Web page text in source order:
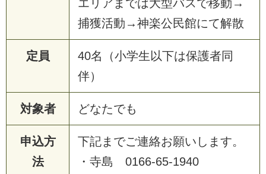
エ リ ア ま では大型バスで移動 →
捕獲活動 →神楽公民館にて解散
定員 40名 （小学生 以下は保護者同
伴）
対象者 どなたでも
申込方
法
下記ま でご連絡お願い し ま す。
・ 寺島 0166-65-1940